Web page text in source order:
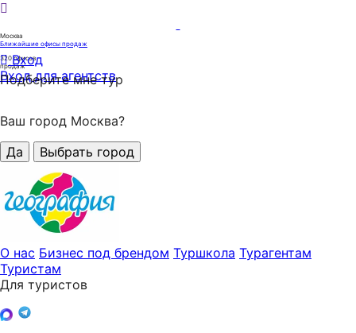
Москва
Ближайшие офисы продаж
320офисов
продаж
Вход
Вход для агентств
Подберите мне тур
Ваш город Москва?
Да
Выбрать город
О нас Бизнес под брендом Туршкола Турагентам
Туристам
Для туристов